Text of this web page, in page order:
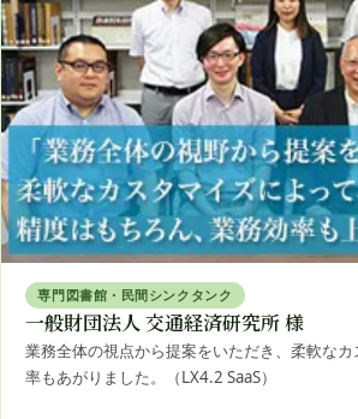
専門図書館・民間シンクタンク
一般財団法人 交通経済研究所 様
業務全体の視点から提案をいただき、柔軟な
率もあがりました。（LX4.2 SaaS）